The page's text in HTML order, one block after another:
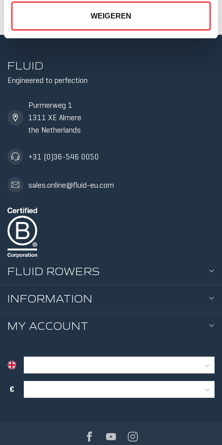
WEIGEREN
FLUID
Engineered to perfection
Purmerweg 1
1311 XE Almere
the Netherlands
+31 (0)36-546 0050
sales.online@fluid-eu.com
FLUID ROWERS
INFORMATION
MY ACCOUNT
€